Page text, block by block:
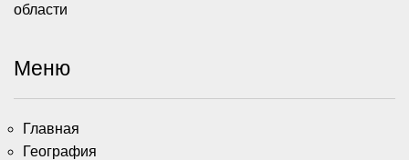
области
Меню
Главная
География